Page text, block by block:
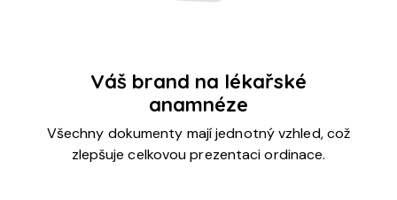
Váš brand na lékařské
anamnéze
Všechny dokumenty mají jednotný vzhled, což
zlepšuje celkovou prezentaci ordinace.